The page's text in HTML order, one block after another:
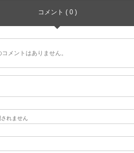
コメント ( 0 )
メントはありません。
開されません